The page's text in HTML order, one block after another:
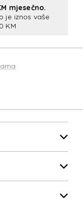
mjesečno.
je iznos vaše
KM